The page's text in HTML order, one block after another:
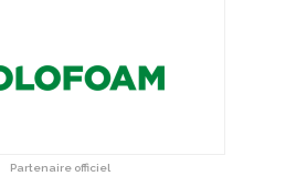
Partenaire officiel